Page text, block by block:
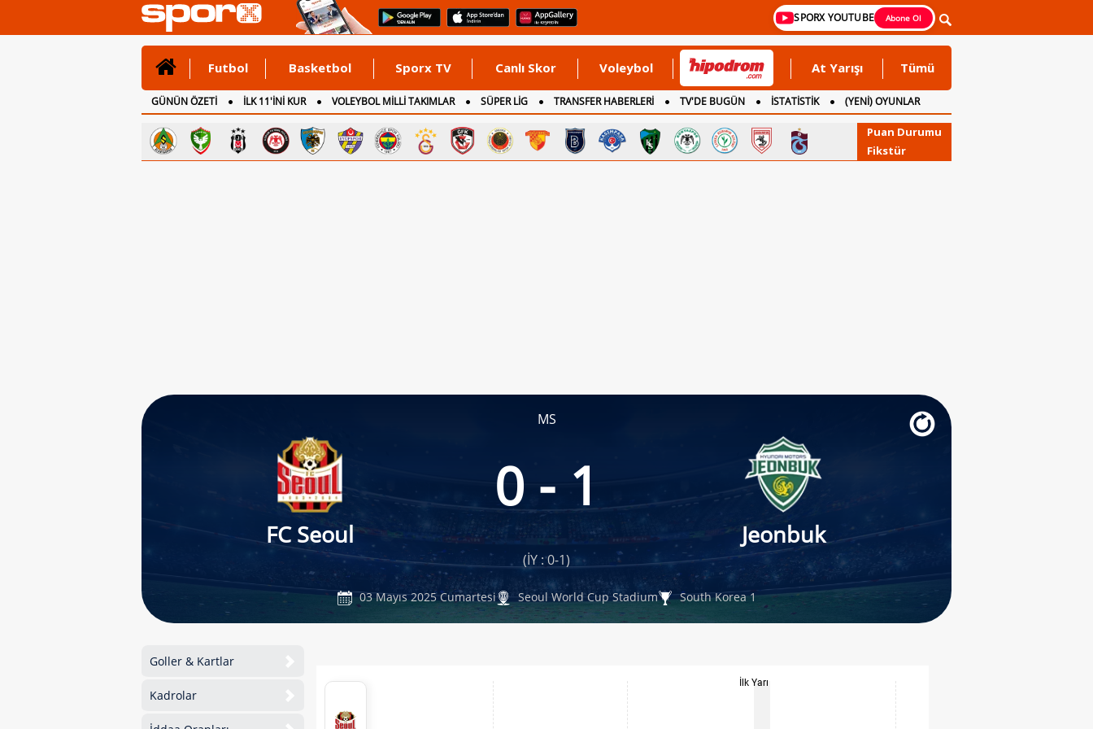
SPORX YOUTUBE Abone Ol
Futbol Basketbol Sporx TV Canlı Skor Voleybol At Yarışı Tümü
GÜNÜN ÖZETİ İLK 11'İNİ KUR VOLEYBOL MİLLİ TAKIMLAR SÜPER LİG TRANSFER HABERLERİ TV'DE BUGÜN İSTATİSTİK
(YENİ) OYUNLAR
CANLI ANLATIM
İNGİLTERE
Puan Durumu
Fikstür
MS
FC Seoul
0 - 1
Jeonbuk
(İY : 0-1)
03 Mayıs 2025 Cumartesi Seoul World Cup Stadium South Korea 1
Goller & Kartlar
Kadrolar
İlk Yarı